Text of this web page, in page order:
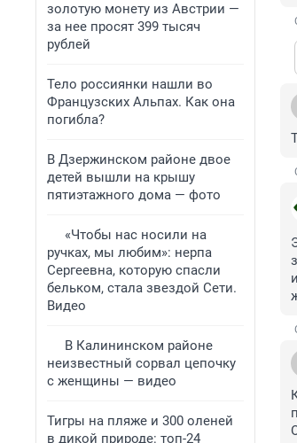
золотую монету из Австрии —
за нее просят 399 тысяч
рублей
Тело россиянки нашли во
Французских Альпах. Как она
погибла?
В Дзержинском районе двое
детей вышли на крышу
пятиэтажного дома — фото
«Чтобы нас носили на
ручках, мы любим»: нерпа
Сергеевна, которую спасли
бельком, стала звездой Сети.
Видео
В Калининском районе
неизвестный сорвал цепочку
с женщины — видео
Тигры на пляже и 300 оленей
в дикой природе: топ-24